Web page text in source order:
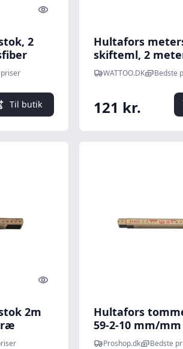
Quick look
2
Til butik
Hultafors
skifteml, 2
glasfiber
WATTOO.DK Bedste
121 kr.
Quick look
2m
Hultafors
59-2-10 mm/
Proshop.dk Bedste